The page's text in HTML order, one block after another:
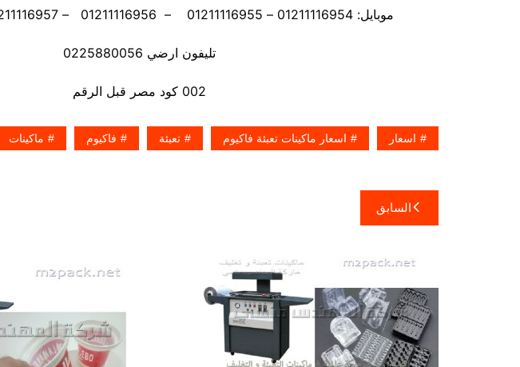
موبايل: 01211116954 – 01211116955 – 01211116956 – 01211116957 – 01211116958
تليفون ارضي 0225880056
002 كود مصر قبل الرقم
اسعار اسعار ماكينات تعبئة فاكيوم تعبئة فاكيوم ماكينات
تصفّح
المقالات
السابق